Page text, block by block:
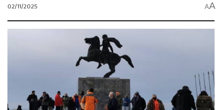
02/11/2025 AA